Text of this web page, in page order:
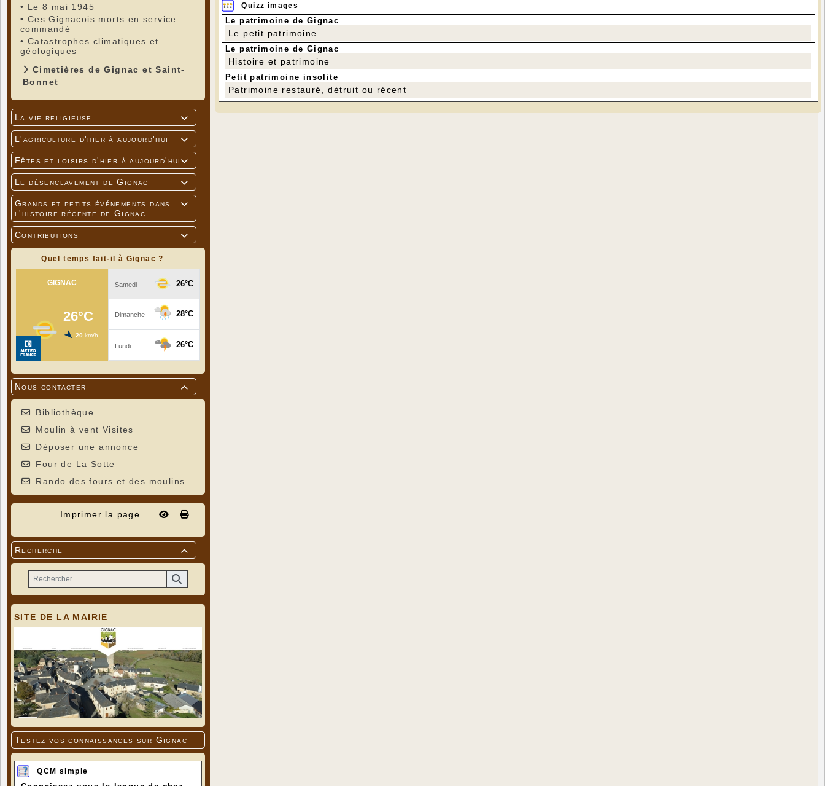
• Le 8 mai 1945
• Ces Gignacois morts en service
commandé
• Catastrophes climatiques et
géologiques
Cimetières de Gignac et Saint-
Bonnet

La vie religieuse

L'agriculture d'hier à aujourd'hui

Fêtes et loisirs d'hier à aujourd'hui

Le désenclavement de Gignac

Grands et petits événements dans
l'histoire récente de Gignac

Contributions
Quel temps fait-il à Gignac ?

Nous contacter
Bibliothèque
Moulin à vent Visites
Déposer une annonce
Four de La Sotte
Rando des fours et des moulins
Imprimer la page...

Recherche
SITE DE LA MAIRIE
Testez vos connaissances sur Gignac
QCM simple
Quizz images
Le patrimoine de Gignac
Le petit patrimoine
Le patrimoine de Gignac
Histoire et patrimoine
Petit patrimoine insolite
Patrimoine restauré, détruit ou récent